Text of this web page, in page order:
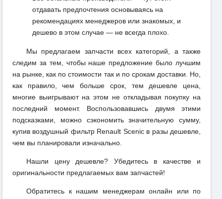
отдавать предпочтения основываясь на
рекомендациях менеджеров или знакомых, и
дешево в этом случае — не всегда плохо.
Мы предлагаем запчасти всех категорий, а также
следим за тем, чтобы наше предложение было лучшим
на рынке, как по стоимости так и по срокам доставки. Но,
как правило, чем больше срок, тем дешевле цена,
многие выигрывают на этом не откладывая покупку на
последний момент. Воспользовавшись двумя этими
подсказками, можно сэкономить значительную сумму,
купив воздушный фильтр Renault Scenic в разы дешевле,
чем вы планировали изначально.
Нашли цену дешевле? Убедитесь в качестве и
оригинальности предлагаемых вам запчастей!
Обратитесь к нашим менеджерам онлайн или по